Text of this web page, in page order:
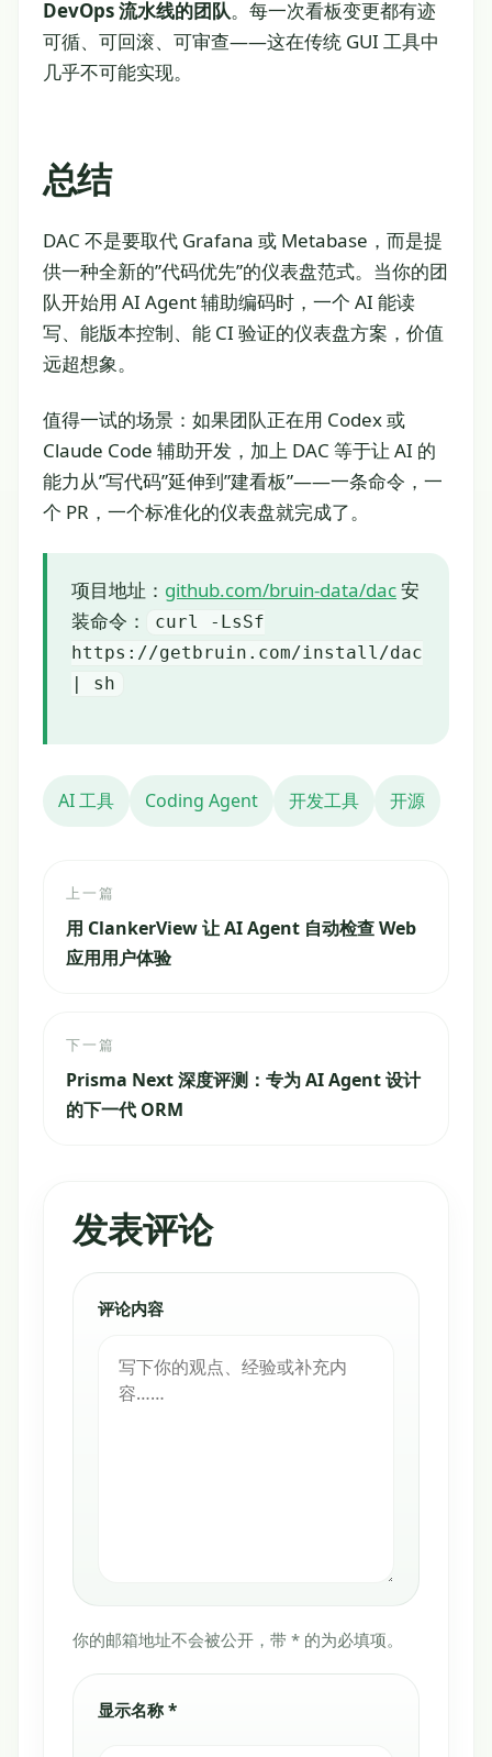
DevOps 流水线的团队。每一次看板变更都有迹
可循、可回滚、可审查——这在传统 GUI 工具中
几乎不可能实现。
总结
DAC 不是要取代 Grafana 或 Metabase，而是提
供一种全新的”代码优先”的仪表盘范式。当你的团
队开始用 AI Agent 辅助编码时，一个 AI 能读
写、能版本控制、能 CI 验证的仪表盘方案，价值
远超想象。
值得一试的场景：如果团队正在用 Codex 或
Claude Code 辅助开发，加上 DAC 等于让 AI 的
能力从”写代码”延伸到”建看板”——一条命令，一
个 PR，一个标准化的仪表盘就完成了。
项目地址： github.com/bruin-data/dac安
装命令：
curl -LsSf
https://getbruin.com/install/dac
| sh
AI 工具 Coding Agent 开发工具 开源
上一篇
用 ClankerView 让 AI Agent 自动检查 Web
应用用户体验
下一篇
Prisma Next 深度评测：专为 AI Agent 设计
的下一代 ORM
发表评论
你的邮箱地址不会被公开，带 * 的为必填项。
评论内容
显示名称 *